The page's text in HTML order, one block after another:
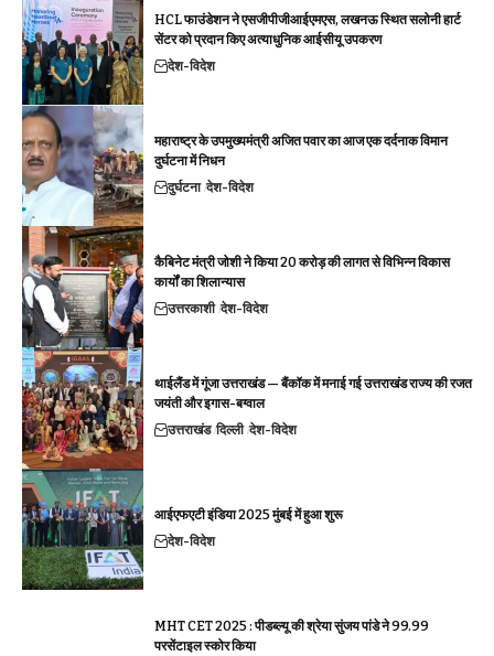
HCL फाउंडेशन ने एसजीपीजीआईएमएस, लखनऊ स्थित सलोनी हार्ट
सेंटर को प्रदान किए अत्याधुनिक आईसीयू उपकरण
देश-विदेश
महाराष्ट्र के उपमुख्यमंत्री अजित पवार का आज एक दर्दनाक विमान
दुर्घटना में निधन
दुर्घटना देश-विदेश
कैबिनेट मंत्री जोशी ने किया 20 करोड़ की लागत से विभिन्न विकास
कार्यों का शिलान्यास
उत्तरकाशी देश-विदेश
थाईलैंड में गूंजा उत्तराखंड — बैंकॉक में मनाई गई उत्तराखंड राज्य की रजत
जयंती और इगास-बग्वाल
उत्तराखंड दिल्ली देश-विदेश
आईएफएटी इंडिया 2025 मुंबई में हुआ शुरू
देश-विदेश
MHT CET 2025 : पीडब्ल्यू की श्रेया सुंजय पांडे ने 99.99
परसेंटाइल स्कोर किया